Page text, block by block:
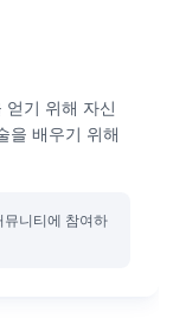
얻기 위해 자신
을 배우기 위해
니티에 참여하